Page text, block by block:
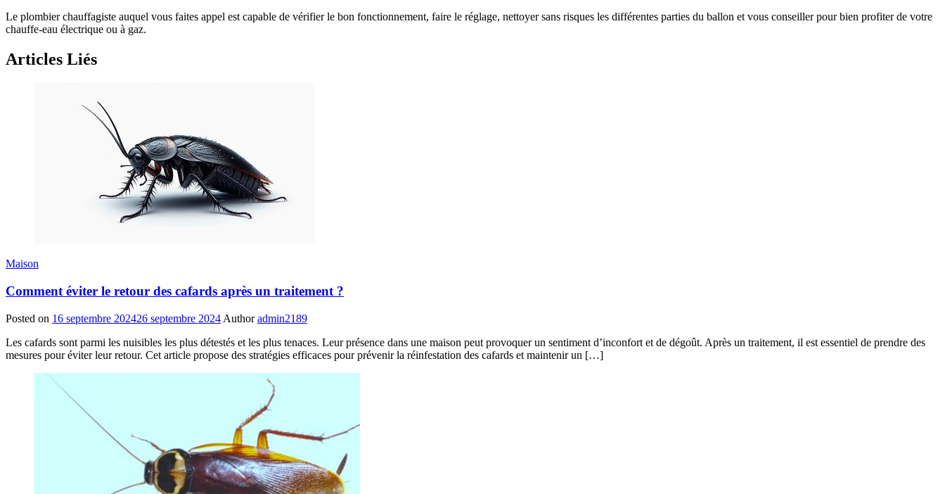
Le plombier chauffagiste auquel vous faites appel est capable de vérifier le bon fonctionnement, faire le réglage, nettoyer sans risques les différentes parties du ballon et vous conseiller pour bien profiter de votre
chauffe-eau électrique ou à gaz.
Articles Liés
Maison
Comment éviter le retour des cafards après un traitement ?
Posted on 16 septembre 202426 septembre 2024 Author admin2189
Les cafards sont parmi les nuisibles les plus détestés et les plus tenaces. Leur présence dans une maison peut provoquer un sentiment d’inconfort et de dégoût. Après un traitement, il est essentiel de prendre des
mesures pour éviter leur retour. Cet article propose des stratégies efficaces pour prévenir la réinfestation des cafards et maintenir un […]